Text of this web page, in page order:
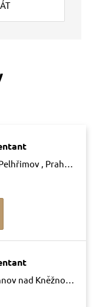
západ , Příbram , Tábor
Kněžnou , Trutnov